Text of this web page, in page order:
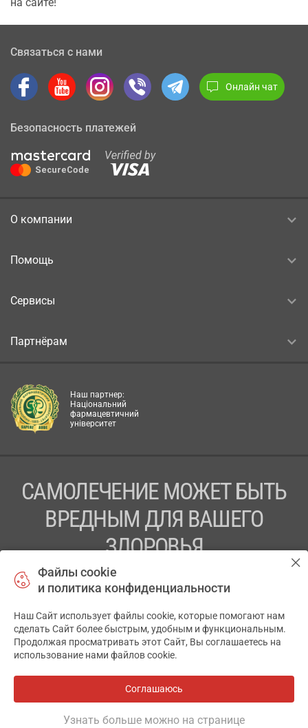
Связаться с нами
Онлайн чат
Безопасность платежей
О компании
Помощь
Сервисы
Партнёрам
Наш партнер:
Національний
фармацевтичний
університет
САМОЛЕЧЕНИЕ МОЖЕТ БЫТЬ
ВРЕДНЫМ ДЛЯ ВАШЕГО
ЗДОРОВЬЯ
ПЕРЕД ПРИМЕНЕНИЕМ ПРЕПАРАТА
ПРОКОНСУЛЬТИРУЙТЕСЬ С ВРАЧОМ
ТОВ «АПТЕКА 911.ЮА» Код ЄДРПОУ 43631965.
Отказ от ответственности
АПТЕКА911.ЮА
Файлы cookie
и политика конфиденциальности
Наш Сайт использует файлы cookie, которые помогают нам
сделать Сайт более быстрым, удобным и функциональным.
Продолжая просматривать этот Сайт, Вы соглашаетесь на
использование нами файлов cookie.
Соглашаюсь
Узнать больше можно на странице
✕